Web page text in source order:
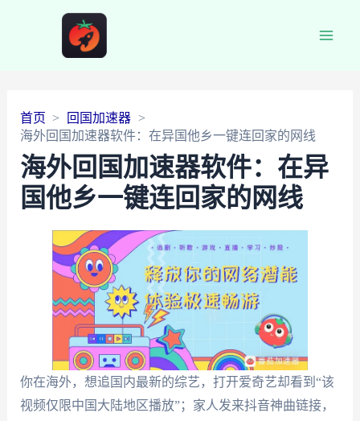
首页
回国加速器
海外回国加速器软件：在异国他乡一键连回家的网线
海外回国加速器软件：在异
国他乡一键连回家的网线
你在海外，想追国内最新的综艺，打开爱奇艺却看到“该
视频仅限中国大陆地区播放”；家人发来抖音神曲链接，